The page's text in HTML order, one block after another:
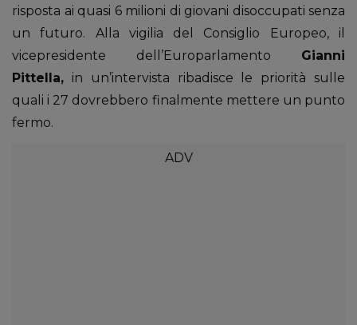
risposta ai quasi 6 milioni di giovani disoccupati senza
un futuro. Alla vigilia del Consiglio Europeo, il
vicepresidente dell’Europarlamento Gianni
Pittella, in un’intervista ribadisce le priorità sulle
quali i 27 dovrebbero finalmente mettere un punto
fermo.